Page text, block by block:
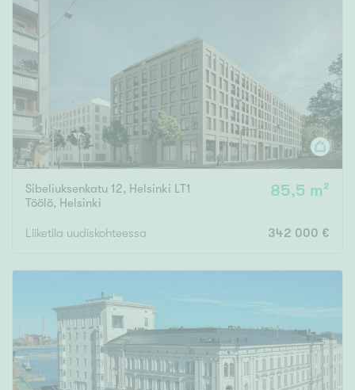
Rakennusvuosi
Uudiskohteet
Vain uudiskohteet Ei uudiskohteita
Arvokohteet
Vain arvokohteet Ei arvokohteita
Kunto
Tyydyttävä
Välttävä
Sibeliuksenkatu 12, Helsinki LT1
Töölö, Helsinki
85,5 m²
Liiketila uudiskohteessa 342 000 €